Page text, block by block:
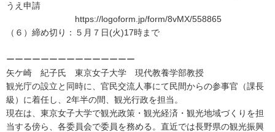
うえ申請
https://logoform.jp/form/8vMX/558865
（６）締め切り：５月７日(火)17時まで
ーーーーーーーーーーーーーーー
矢ケ崎 紀子氏 東京女子大学 現代教養学部教授
観光庁の設立と同時に、官民交流人事にて民間からの参事官（課長
級）に着任し、2年半の間、観光行政を担当。
現在は、東京女子大学で観光政策・観光経済・観光地域づくりを担
当する傍ら、各委員会で委員を務める。直近では長野県の観光振興